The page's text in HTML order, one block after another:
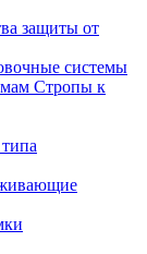
защиты от
системы
Стропы к